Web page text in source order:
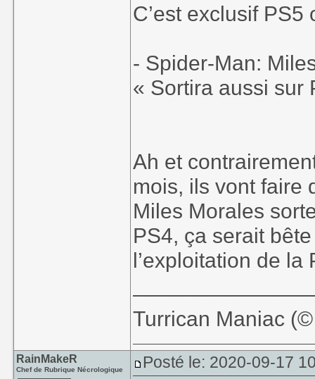
C’est exclusif PS5
- Spider-Man:
« Sortira aussi sur
Ah et
mois, ils vont faire
Miles Morales
PS4, ça serait
l’exploitation de la
Turrican Maniac
RainMakeR
Chef de Rubrique Nécrologique Posté le: 2020-09-17